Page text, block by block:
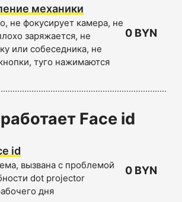
механики
не фокусирует камера, не
заряжается, не
или собеседника, не
туго нажимаются
0 BYN
Face id
id
вызвана с проблемой
dot projector
дня
0 BYN